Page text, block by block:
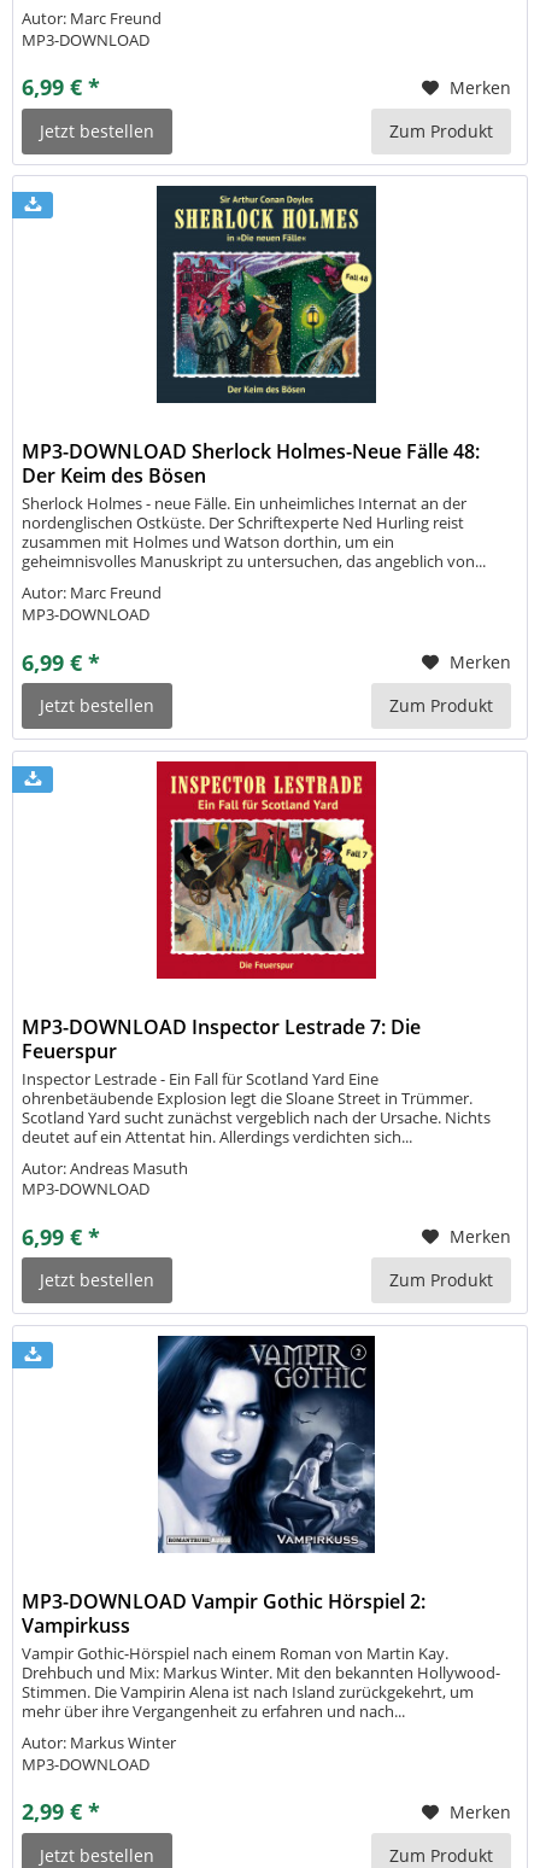
Autor: Marc Freund
MP3-DOWNLOAD
6,99 € *
Merken
Jetzt bestellen
Zum Produkt
MP3-DOWNLOAD Sherlock Holmes-Neue Fälle 48:
Der Keim des Bösen
Sherlock Holmes - neue Fälle. Ein unheimliches Internat an der
nordenglischen Ostküste. Der Schriftexperte Ned Hurling reist
zusammen mit Holmes und Watson dorthin, um ein
geheimnisvolles Manuskript zu untersuchen, das angeblich von...
Autor: Marc Freund
MP3-DOWNLOAD
6,99 € *
Merken
Jetzt bestellen
Zum Produkt
MP3-DOWNLOAD Inspector Lestrade 7: Die
Feuerspur
Inspector Lestrade - Ein Fall für Scotland Yard Eine
ohrenbetäubende Explosion legt die Sloane Street in Trümmer.
Scotland Yard sucht zunächst vergeblich nach der Ursache. Nichts
deutet auf ein Attentat hin. Allerdings verdichten sich...
Autor: Andreas Masuth
MP3-DOWNLOAD
6,99 € *
Merken
Jetzt bestellen
Zum Produkt
MP3-DOWNLOAD Vampir Gothic Hörspiel 2:
Vampirkuss
Vampir Gothic-Hörspiel nach einem Roman von Martin Kay.
Drehbuch und Mix: Markus Winter. Mit den bekannten Hollywood-
Stimmen. Die Vampirin Alena ist nach Island zurückgekehrt, um
mehr über ihre Vergangenheit zu erfahren und nach...
Autor: Markus Winter
MP3-DOWNLOAD
2,99 € *
Merken
Jetzt bestellen
Zum Produkt